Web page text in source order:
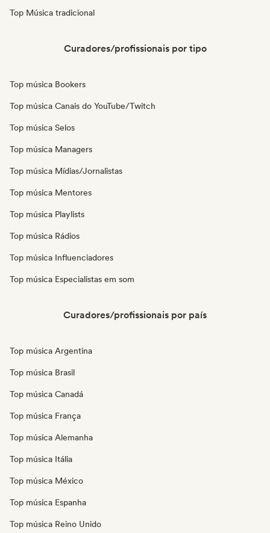
Top Música tradicional
Curadores/profissionais por tipo
Top música Bookers
Top música Canais do YouTube/Twitch
Top música Selos
Top música Managers
Top música Mídias/Jornalistas
Top música Mentores
Top música Playlists
Top música Rádios
Top música Influenciadores
Top música Especialistas em som
Curadores/profissionais por país
Top música Argentina
Top música Brasil
Top música Canadá
Top música França
Top música Alemanha
Top música Itália
Top música México
Top música Espanha
Top música Reino Unido